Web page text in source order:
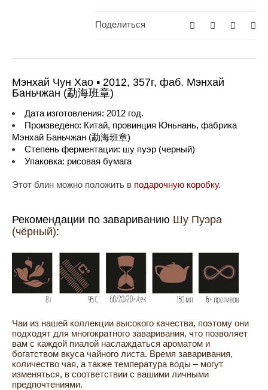
Поделиться
Мэнхай Чун Хао ▪ 2012, 357г, фаб. Мэнхай
Баньчжан (勐海班章)
Дата изготовления: 2012 год.
Произведено: Китай, провинция Юньнань, фабрика
Мэнхай Баньчжан (勐海班章)
Степень ферментации: шу пуэр (черный)
Упаковка: рисовая бумага
Этот блин можно положить в подарочную коробку.
Рекомендации по завариванию Шу Пуэра
(чёрный):
Чаи из нашей коллекции высокого качества, поэтому они
подходят для многократного заваривания, что позволяет
вам с каждой пиалой наслаждаться ароматом и
богатством вкуса чайного листа. Время заваривания,
количество чая, а также температура воды – могут
изменяться, в соответствии с вашими личными
предпочтениями.